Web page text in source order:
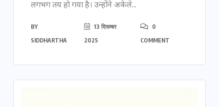
लगभग तय हो गया है। उन्होंने अकेले...
BY
SIDDHARTHA
13 दिसम्बर
2025
0
COMMENT